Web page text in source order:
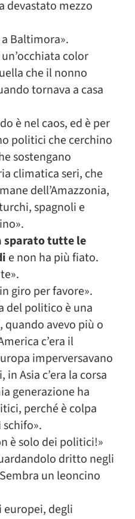
devastato mezzo
Baltimora».
color
che il nonno
tornava a casa
è nel caos, ed è per
politici che cerchino
sostengano
climatica seri, che
dell’Amazzonia,
spagnoli e
sparato tutte le
e non ha più fiato.
giro per favore».
del politico è una
quando avevo più o
c’era il
imperversavano
Asia c’era la corsa
generazione ha
perché è colpa
è solo dei politici!»
dritto negli
un leoncino
europei, degli